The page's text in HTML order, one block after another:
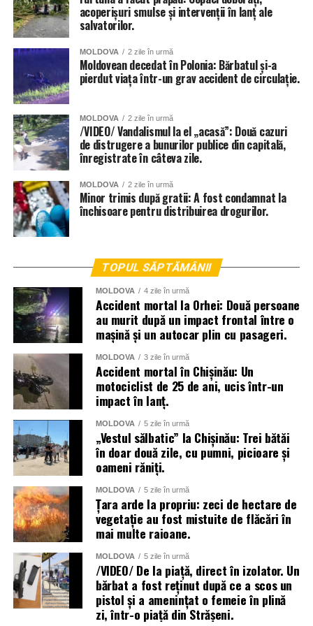
acoperișuri smulse și intervenții în lanț ale
salvatorilor.
MOLDOVA 2 zile în urmă
Moldovean decedat în Polonia: Bărbatul și-a
pierdut viața într-un grav accident de circulație.
MOLDOVA 2 zile în urmă
/VIDEO/ Vandalismul la el „acasă”: Două cazuri
de distrugere a bunurilor publice din capitală,
înregistrate în câteva zile.
MOLDOVA 2 zile în urmă
Minor trimis după gratii: A fost condamnat la
închisoare pentru distribuirea drogurilor.
TOPUL SĂPTĂMÂNII
MOLDOVA 4 zile în urmă
Accident mortal la Orhei: Două persoane
au murit după un impact frontal între o
mașină și un autocar plin cu pasageri.
MOLDOVA 3 zile în urmă
Accident mortal în Chișinău: Un
motociclist de 25 de ani, ucis într-un
impact în lanț.
MOLDOVA 5 zile în urmă
„Vestul sălbatic” la Chișinău: Trei bătăi
în doar două zile, cu pumni, picioare și
oameni răniți.
MOLDOVA 5 zile în urmă
Țara arde la propriu: zeci de hectare de
vegetație au fost mistuite de flăcări în
mai multe raioane.
MOLDOVA 5 zile în urmă
/VIDEO/ De la piață, direct în izolator. Un
bărbat a fost reținut după ce a scos un
pistol și a amenințat o femeie în plină
zi, într-o piață din Strășeni.